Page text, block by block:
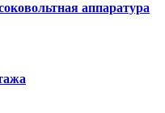
аппаратура